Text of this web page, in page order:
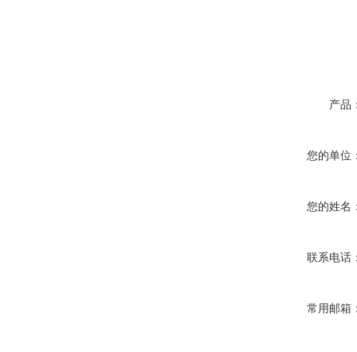
产品
您的单位
您的姓名
联系电话
常用邮箱